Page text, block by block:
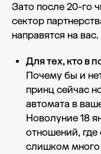
Зато после 20-го
сектор
направятся на вас.
Для тех, кто в
Почему бы и
принц сейчас
автомата в
Новолуние 18
отношений, где
слишком много